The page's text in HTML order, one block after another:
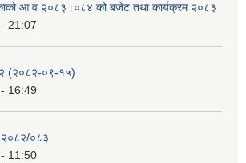
आ व २०८३।०८४ को बजेट तथा कार्यक्रम २०८३
21:07
(२०८२-०९-१५)
16:49
०८३
11:50